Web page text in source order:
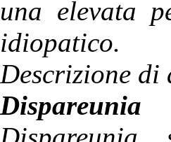
una elevata
idiopatico.
Descrizione di
Dispareunia